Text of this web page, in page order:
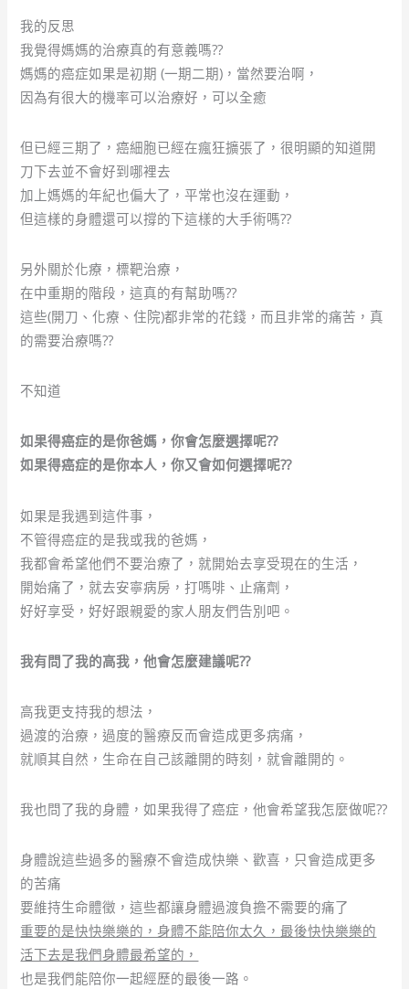
我的反思
我覺得媽媽的治療真的有意義嗎??
媽媽的癌症如果是初期 (一期二期)，當然要治啊，
因為有很大的機率可以治療好，可以全癒
但已經三期了，癌細胞已經在瘋狂擴張了，很明顯的知道開
刀下去並不會好到哪裡去
加上媽媽的年紀也偏大了，平常也沒在運動，
但這樣的身體還可以撐的下這樣的大手術嗎??
另外關於化療，標靶治療，
在中重期的階段，這真的有幫助嗎??
這些(開刀、化療、住院)都非常的花錢，而且非常的痛苦，真
的需要治療嗎??
不知道
如果得癌症的是你爸媽，你會怎麼選擇呢??
如果得癌症的是你本人，你又會如何選擇呢??
如果是我遇到這件事，
不管得癌症的是我或我的爸媽，
我都會希望他們不要治療了，就開始去享受現在的生活，
開始痛了，就去安寧病房，打嗎啡、止痛劑，
好好享受，好好跟親愛的家人朋友們告別吧。
我有問了我的高我，他會怎麼建議呢??
高我更支持我的想法，
過渡的治療，過度的醫療反而會造成更多病痛，
就順其自然，生命在自己該離開的時刻，就會離開的。
我也問了我的身體，如果我得了癌症，他會希望我怎麼做呢??
身體說這些過多的醫療不會造成快樂、歡喜，只會造成更多
的苦痛
要維持生命體徵，這些都讓身體過渡負擔不需要的痛了
重要的是快快樂樂的，身體不能陪你太久，最後快快樂樂的
活下去是我們身體最希望的，
也是我們能陪你一起經歷的最後一路。